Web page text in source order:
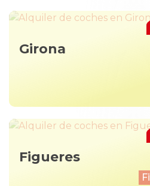
Girona
Figueres